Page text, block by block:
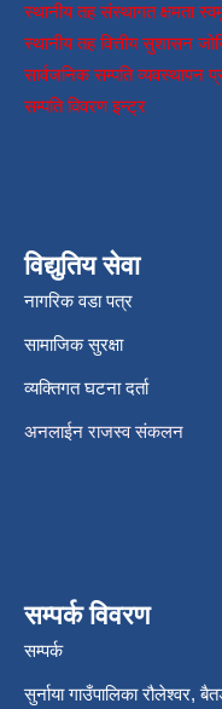
स्थानीय तह संस्थागत क्षमता
स्थानीय तह वित्तीय सुशासन
सार्वजनिक सम्पति व्यवस्थापन
सम्पति विवरण इन्ट्र
विद्युतिय सेवा
नागरिक वडा पत्र
सामाजिक सुरक्षा
व्यक्तिगत घटना दर्ता
अनलाईन राजस्व संकलन
सम्पर्क विवरण
सम्पर्क
सुर्नाया गाउँपालिका रौलेश्वर,